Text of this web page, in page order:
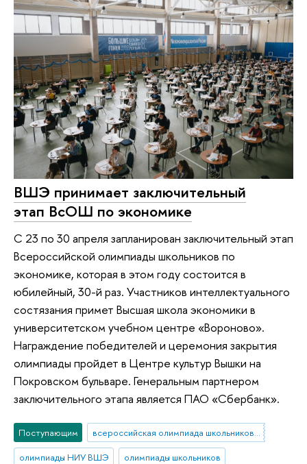
ВШЭ принимает заключительный
этап ВсОШ по экономике
С 23 по 30 апреля запланирован заключительный этап
Всероссийской олимпиады школьников по
экономике, которая в этом году состоится в
юбилейный, 30-й раз. Участников интеллектуального
состязания примет Высшая школа экономики в
университетском учебном центре «Вороново».
Награждение победителей и церемония закрытия
олимпиады пройдет в Центре культур Вышки на
Покровском бульваре. Генеральным партнером
заключительного этапа является ПАО «Сбербанк».
Поступающим
всероссийская олимпиада школьников по экономике
олимпиады НИУ ВШЭ
олимпиады школьников